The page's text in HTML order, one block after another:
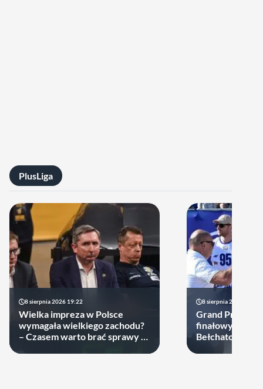
PlusLiga
8 sierpnia 2026 19:22
Wielka impreza w Polsce
wymagała wielkiego zachodu?
– Czasem warto brać sprawy w
8 sierpnia 2026 18:33
Grand Prix
finałowy
Bełchatowianie